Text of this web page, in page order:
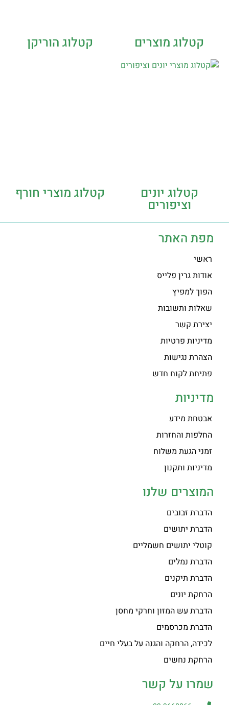
קטלוג מוצרים קטלוג הוריקן
קטלוג יונים
וציפורים
קטלוג מוצרי חורף
מפת האתר
ראשי
אודות גרין פלייס
הפוך למפיץ
שאלות ותשובות
יצירת קשר
מדיניות פרטיות
הצהרת נגישות
פתיחת לקוח חדש
מדיניות
אבטחת מידע
החלפות והחזרות
זמני הגעת משלוח
מדיניות ותקנון
המוצרים שלנו
הדברת זבובים
הדברת יתושים
קוטלי יתושים חשמליים
הדברת נמלים
הדברת תיקנים
הרחקת יונים
הדברת עש המזון וחרקי מחסן
הדברת מכרסמים
לכידה, הרחקה והגנה על בעלי חיים
הרחקת נחשים
שמרו על קשר